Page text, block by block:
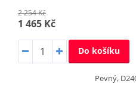
2 254 Kč
1 465 Kč
Do košíku
Pevný,